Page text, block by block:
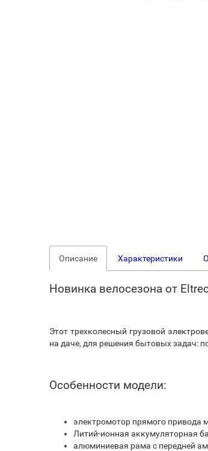
Описание Характеристики
Новинка велосезона от
Этот трехколесный грузовой
на даче, для решения бытовых задач:
Особенности модели:
электромотор прямого привода
Литий-ионная аккумуляторная
алюминиевая рама с передней